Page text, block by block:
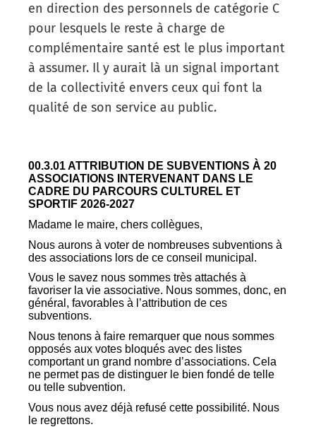
en direction des personnels de catégorie C
pour lesquels le reste à charge de
complémentaire santé est le plus important
à assumer. Il y aurait là un signal important
de la collectivité envers ceux qui font la
qualité de son service au public.
00.3.01 ATTRIBUTION DE SUBVENTIONS À 20
ASSOCIATIONS INTERVENANT DANS LE
CADRE DU PARCOURS CULTUREL ET
SPORTIF 2026-2027
Madame le maire, chers collègues,
Nous aurons à voter de nombreuses subventions à
des associations lors de ce conseil municipal.
Vous le savez nous sommes très attachés à
favoriser la vie associative. Nous sommes, donc, en
général, favorables à l’attribution de ces
subventions.
Nous tenons à faire remarquer que nous sommes
opposés aux votes bloqués avec des listes
comportant un grand nombre d’associations. Cela
ne permet pas de distinguer le bien fondé de telle
ou telle subvention.
Vous nous avez déjà refusé cette possibilité. Nous
le regrettons.